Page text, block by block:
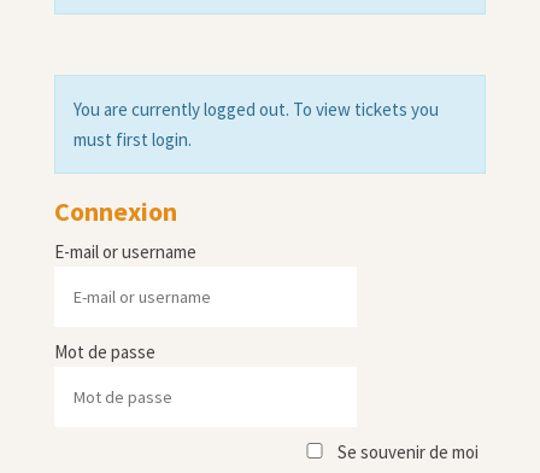
You are currently logged out. To view tickets you
must first login.
Connexion
E-mail or username
Mot de passe
Se souvenir de moi